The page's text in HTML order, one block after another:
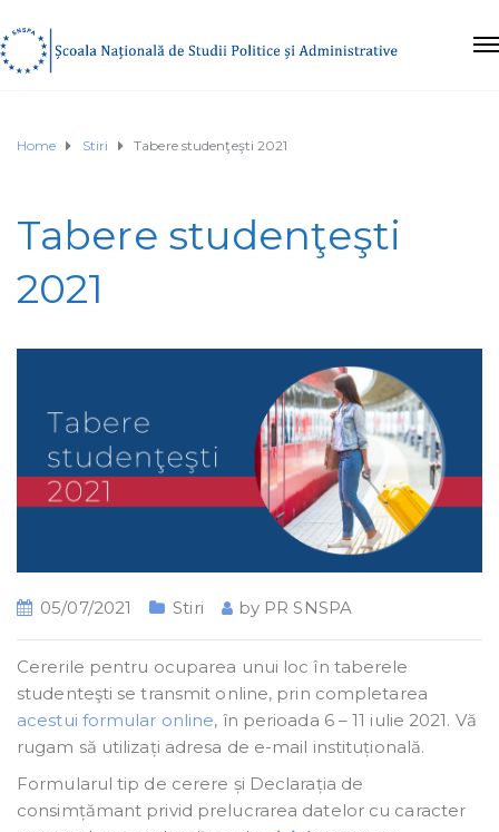
Home Stiri Tabere studenţeşti 2021
Tabere studenţeşti
2021
05/07/2021 Stiri by PR SNSPA
Cererile pentru ocuparea unui loc în taberele
studenteşti se transmit online, prin completarea
acestui formular online, în perioada 6 – 11 iulie 2021. Vă
rugam să utilizați adresa de e-mail instituțională.
Formularul tip de cerere și Declarația de
consimțămant privid prelucrarea datelor cu caracter